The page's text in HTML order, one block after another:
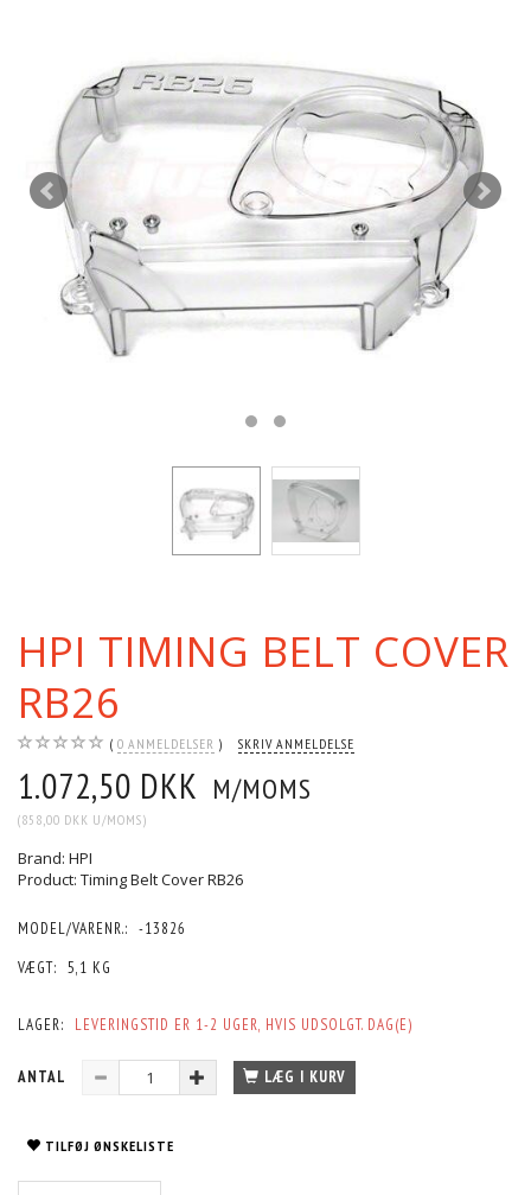
HPI TIMING BELT COVER
RB26
0 ANMELDELSER SKRIV ANMELDELSE
1.072,50 DKK M/MOMS
(858,00 DKK U/MOMS)
Brand: HPI
Product: Timing Belt Cover RB26
MODEL/VARENR.: -13826
VÆGT: 5,1 KG
LAGER: LEVERINGSTID ER 1-2 UGER, HVIS UDSOLGT. DAG(E)
ANTAL LÆG I KURV
TILFØJ ØNSKELISTE